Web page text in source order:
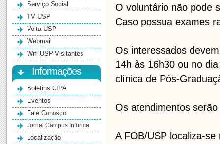
Serviço Social
TV USP
Volta USP
Webmail
Wifi USP-Visitantes
Informações
Boletins CIPA
Eventos
Fale Conosco
Jornal Campus Informa
Localização
O voluntário não pode
Caso possua exames
Os interessados
14h às 16h30 ou no
clínica de Pós-
Os atendimentos
A FOB/USP localiza-